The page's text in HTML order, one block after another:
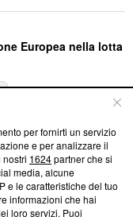
Europea nella lotta
su Blasting
ci impegniamo a
aderenza a
News non è
di farne
per fornirti un servizio
e per analizzare il
nostri 1624partner che si
media, alcune
e le caratteristiche del tuo
informazioni che hai
loro servizi. Puoi